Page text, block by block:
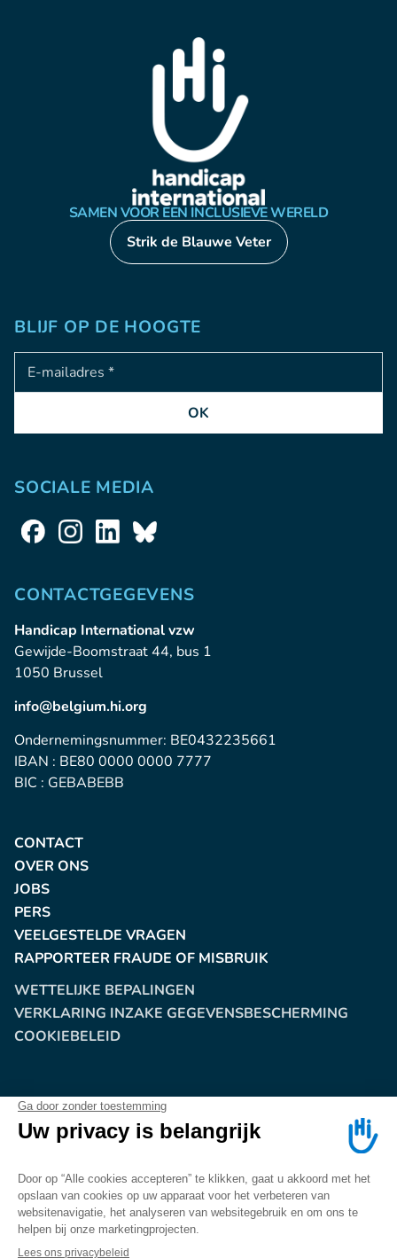
SAMEN VOOR EEN INCLUSIEVE WERELD
Strik de Blauwe Veter
BLIJF OP DE HOOGTE
Adresse e-mail
OK
SOCIALE MEDIA
CONTACTGEGEVENS
Handicap International vzw
Gewijde-Boomstraat 44, bus 1
1050 Brussel
info@belgium.hi.org
Ondernemingsnummer: BE0432235661
IBAN : BE80 0000 0000 7777
BIC : GEBABEBB
CONTACT
OVER ONS
JOBS
PERS
VEELGESTELDE VRAGEN
RAPPORTEER FRAUDE OF MISBRUIK
WETTELIJKE BEPALINGEN
VERKLARING INZAKE GEGEVENSBESCHERMING
COOKIEBELEID